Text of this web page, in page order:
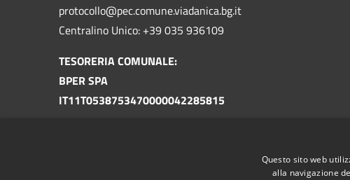
protocollo@pec.comune.viadanica.bg.it
Centralino Unico: +39 035 936109
TESORERIA COMUNALE:
BPER SPA
IT11T0538753470000042285815
Questo sito web
alla navigazione